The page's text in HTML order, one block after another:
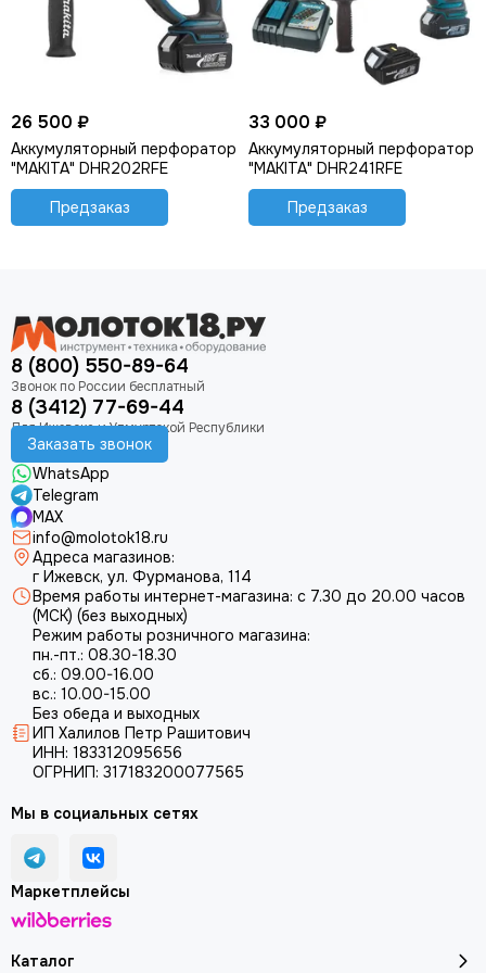
Аккумуляторные наборы инструмента
26 500 ₽
Аккумуляторный перфоратор
"MAKITA" DHR202RFE
Предзаказ
33 000 ₽
Аккумуляторный перфоратор
"MAKITA" DHR241RFE
Предзаказ
8 (800) 550-89-64
8 (3412) 77-69-44
Заказать звонок
WhatsApp
Telegram
MAX
info@molotok18.ru
Адреса магазинов:
г Ижевск, ул. Фурманова, 114
Время работы интернет-магазина: с 7.30 до 20.00 часов
(МСК) (без выходных)
Режим работы розничного магазина:
пн.-пт.: 08.30-18.30
сб.: 09.00-16.00
вс.: 10.00-15.00
Без обеда и выходных
ИП Халилов Петр Рашитович
ИНН: 183312095656
ОГРНИП: 317183200077565
Каталог
Мы в социальных сетях
Маркетплейсы